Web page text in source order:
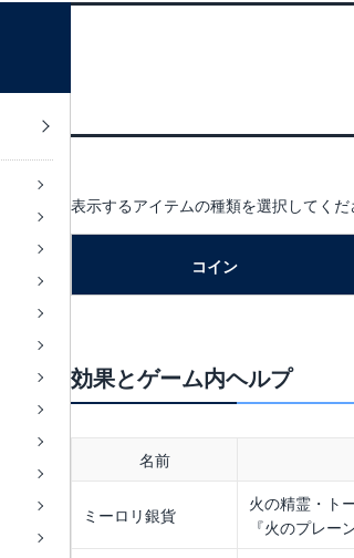
表示するアイテムの種類を選択してくだ
コイン
効果とゲーム内ヘルプ
名前
ミーロリ銀貨
火の精霊・ト
『火のプレー